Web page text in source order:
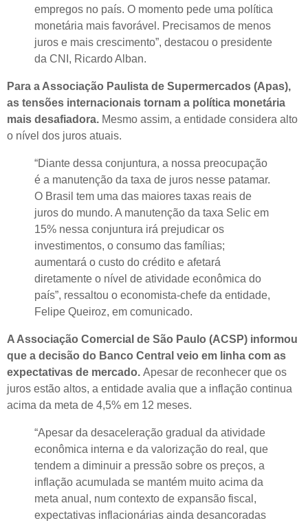
empregos no país. O momento pede uma política
monetária mais favorável. Precisamos de menos
juros e mais crescimento”, destacou o presidente
da CNI, Ricardo Alban.
Para a Associação Paulista de Supermercados (Apas),
as tensões internacionais tornam a política monetária
mais desafiadora. Mesmo assim, a entidade considera alto
o nível dos juros atuais.
“Diante dessa conjuntura, a nossa preocupação
é a manutenção da taxa de juros nesse patamar.
O Brasil tem uma das maiores taxas reais de
juros do mundo. A manutenção da taxa Selic em
15% nessa conjuntura irá prejudicar os
investimentos, o consumo das famílias;
aumentará o custo do crédito e afetará
diretamente o nível de atividade econômica do
país”, ressaltou o economista-chefe da entidade,
Felipe Queiroz, em comunicado.
A Associação Comercial de São Paulo (ACSP) informou
que a decisão do Banco Central veio em linha com as
expectativas de mercado. Apesar de reconhecer que os
juros estão altos, a entidade avalia que a inflação continua
acima da meta de 4,5% em 12 meses.
“Apesar da desaceleração gradual da atividade
econômica interna e da valorização do real, que
tendem a diminuir a pressão sobre os preços, a
inflação acumulada se mantém muito acima da
meta anual, num contexto de expansão fiscal,
expectativas inflacionárias ainda desancoradas